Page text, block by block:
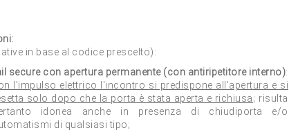
in base al codice prescelto):
secure con apertura permanente (con antiripetitore interno):
l'impulso elettrico l'incontro si predispone all'apertura e si
solo dopo che la porta è stata aperta e richiusa; risulta
idonea anche in presenza di chiudiporta e/o
di qualsiasi tipo;